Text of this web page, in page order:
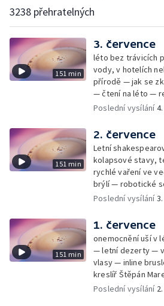
3238 přehratelných
151 min
3. července
léto bez trávicích
vody, v hotelích
přírodě — jak se
— čtení na léto —
Samko
Poslední vysílání
151 min
2. července
Letní
kolapsové stavy,
rychlé vaření ve
brýlí — robotické
rekordmanka — psí
Poslední vysílání
151 min
1. července
onemocnění uší v
— letní dezerty —
vlasy — inline
kreslíř Štěpán
Poslední vysílání